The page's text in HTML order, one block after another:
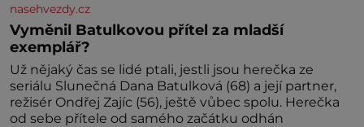
nasehvezdy.cz
Vyměnil Batulkovou přítel za mladší
exemplář?
Už nějaký čas se lidé ptali, jestli jsou herečka ze
seriálu Slunečná Dana Batulková (68) a její partner,
režisér Ondřej Zajíc (56), ještě vůbec spolu. Herečka
od sebe přítele od samého začátku odhán